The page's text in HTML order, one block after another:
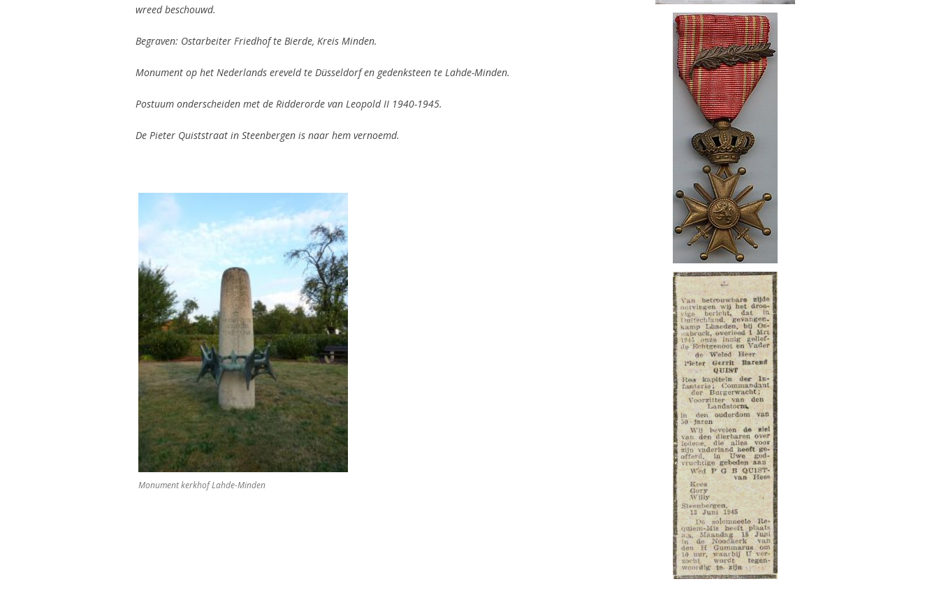
wreed beschouwd.
Begraven: Ostarbeiter Friedhof te Bierde, Kreis Minden.
Monument op het Nederlands ereveld te Düsseldorfen gedenksteen te Lahde-Minden.
Postuum onderscheiden met de Ridderorde van Leopold II 1940-1945.
De Pieter Quiststraat in Steenbergen is naar hem vernoemd.
Monument kerkhof Lahde-Minden